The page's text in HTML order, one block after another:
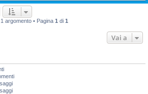
1 argomento • Pagina 1 di 1
Vai a